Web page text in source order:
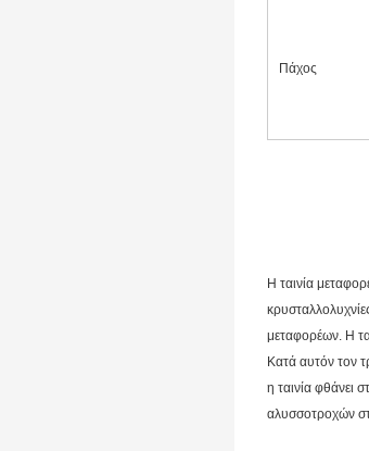
Πάχος
Η ταινία
μεταφορέων. Η
Κατά αυτόν τον
η ταινία φθάνει
αλυσσοτροχών